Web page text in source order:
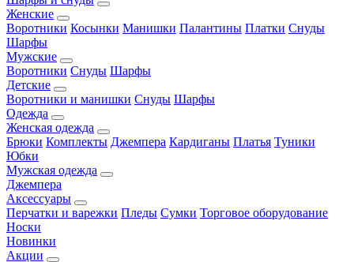
Женские
Воротники Косынки Манишки Палантины Платки Снуды
Шарфы
Мужские
Воротники Снуды Шарфы
Детские
Воротники и манишки Снуды Шарфы
Одежда
Женская одежда
Брюки Комплекты Джемпера Кардиганы Платья Туники
Юбки
Мужская одежда
Джемпера
Аксессуары
Перчатки и варежки Пледы Сумки Торговое оборудование
Носки
Новинки
Акции